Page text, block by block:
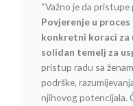
“Važno je da
Povjerenje u
konkretni koraci za
solidan temelj za
pristup radu sa
podrške,
njihovog potencijala.